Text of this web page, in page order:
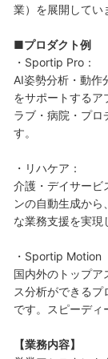
業）を展開してい
■プロダクト例
・Sportip Pro：
AI姿勢分析・動作
をサポートするア
ラブ・病院・プロ
す。
・リハケア：
介護・デイサービ
ンの自動生成か
な業務支援を実現
・Sportip Motion
国内外のトップア
ス分析ができる
です。スピーディ
【業務内容】